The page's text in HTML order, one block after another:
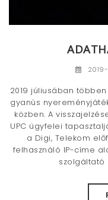
2019 júliusában
gyanús
közben. A
UPC ügyfelei
a Digi, Telekom
felhasználó IP-címe
szolgáltató